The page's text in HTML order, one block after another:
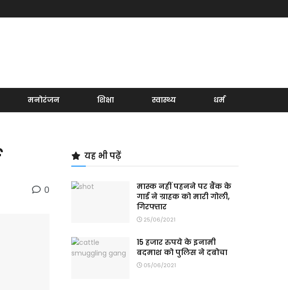
मनोरंजन शिक्षा स्वास्थ्य धर्म
0
यह भी पढ़ें
मास्क नहीं पहनने पर बैंक के
गार्ड ने ग्राहक को मारी गोली,
गिरफ्तार
25/06/2021
15 हजार रुपये के इनामी
बदमाश को पुलिस ने दबोचा
05/06/2021